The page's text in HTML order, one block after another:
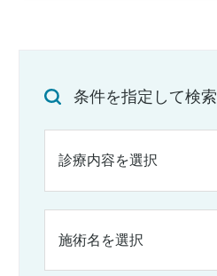
条件を指定して検索
診療内容を選択
施術名を選択